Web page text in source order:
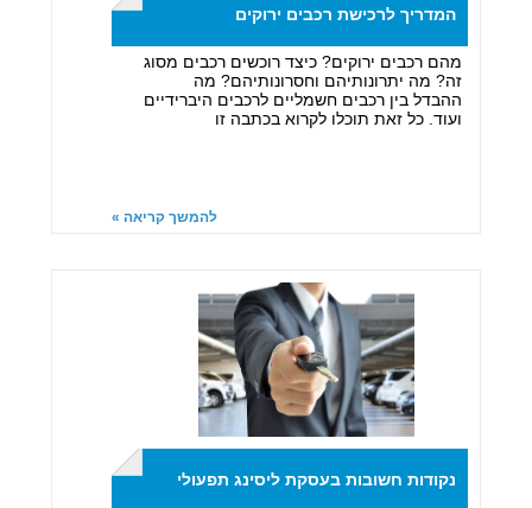
המדריך לרכישת רכבים ירוקים
מהם רכבים ירוקים? כיצד רוכשים רכבים מסוג
זה? מה יתרונותיהם וחסרונותיהם? מה
ההבדל בין רכבים חשמליים לרכבים היברידיים
ועוד. כל זאת תוכלו לקרוא בכתבה זו
להמשך קריאה »
נקודות חשובות בעסקת ליסינג תפעולי